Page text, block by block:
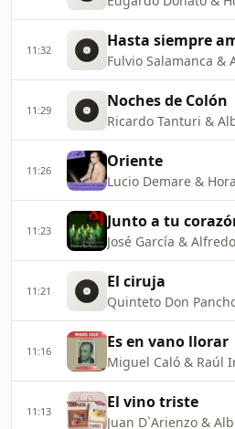
11:32 Hasta siempre
Fulvio Salamanca &
11:29 Noches de Colón
Ricardo Tanturi &
11:26 Oriente
Lucio Demare &
11:23 Junto a tu
José García &
11:21 El ciruja
Quinteto Don
11:16 Es en vano llorar
Miguel Caló & Raúl
11:13 El vino triste
Juan D`Arienzo &